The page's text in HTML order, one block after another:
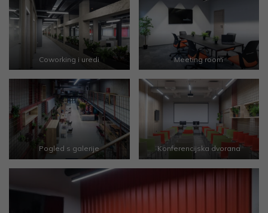
Coworking i uredi Meeting room
Pogled s galerije Konferencijska dvorana